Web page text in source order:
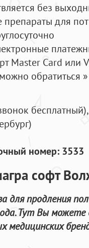
без
препараты для
Master Card или
обратиться
бесплатный),
номер: 3533
софт
для продления
Тут Вы можете